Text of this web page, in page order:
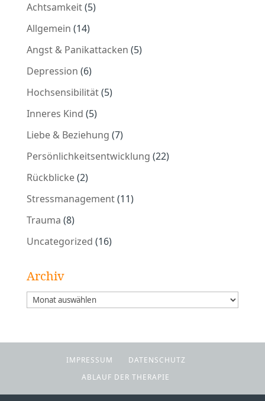
Achtsamkeit(5)
Allgemein (14)
Angst & Panikattacken (5)
Depression (6)
Hochsensibilität(5)
Inneres Kind (5)
Liebe & Beziehung (7)
Persönlichkeitsentwicklung (22)
Rückblicke(2)
Stressmanagement(11)
Trauma (8)
Uncategorized (16)
Archiv
Archiv
IMPRESSUM
DATENSCHUTZ
ABLAUF DER THERAPIE